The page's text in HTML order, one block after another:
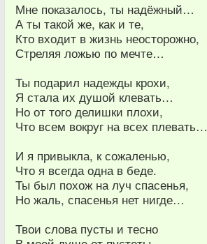
Мне показалось, ты надёжный…
А ты такой же, как и те,
Кто входит в жизнь неосторожно,
Стреляя ложью по мечте…
Ты подарил надежды крохи,
Я стала их душой клевать…
Но от того делишки плохи,
Что всем вокруг на всех плевать…
И я привыкла, к сожаленью,
Что я всегда одна в беде.
Ты был похож на луч спасенья,
Но жаль, спасенья нет нигде…
Твои слова пусты и тесно